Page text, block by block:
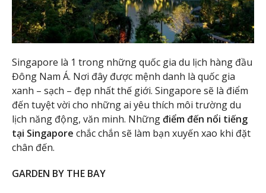
Singapore là 1 trong những quốc gia du lịch hàng đầu
Đông Nam Á. Nơi đây được mệnh danh là quốc gia
xanh – sạch – đẹp nhất thế giới. Singapore sẽ là điểm
đến tuyệt vời cho những ai yêu thích môi trường du
lịch năng động, văn minh. Nhữngđiểm đến nổi tiếng
tại Singapore chắc chắn sẽ làm bạn xuyến xao khi đặt
chân đến.
GARDEN BY THE BAY